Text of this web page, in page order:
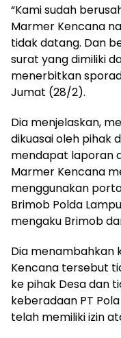
“Kami sudah
Marmer Kencana
tidak datang. Dan
surat yang dimiliki
menerbitkan
Jumat (28/2).
Dia menjelaskan,
dikuasai oleh pihak
mendapat laporan
Marmer Kencana
menggunakan
Brimob Polda
mengaku Brimob
Dia menambahkan
Kencana tersebut
ke pihak Desa dan
keberadaan PT
telah memiliki izin